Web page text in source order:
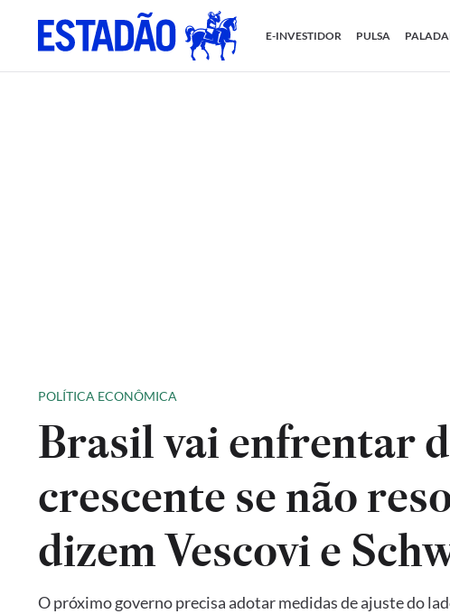
E-INVESTIDOR PULSA
POLÍTICA ECONÔMICA
Brasil vai enfrentar
crescente se não
dizem Vescovi e
O próximo governo precisa adotar medidas de ajuste do